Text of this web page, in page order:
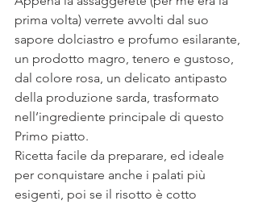
prima volta) verrete avvolti dal suo
sapore dolciastro e profumo esilarante,
un prodotto magro, tenero e gustoso,
dal colore rosa, un delicato antipasto
della produzione sarda, trasformato
nell’ingrediente principale di questo
Primo piatto.
Ricetta facile da preparare, ed ideale
per conquistare anche i palati più
esigenti, poi se il risotto è cotto